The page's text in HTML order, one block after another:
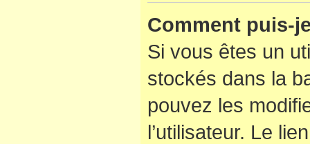
Comment puis-
Si vous êtes un
stockés dans la
pouvez les
l’utilisateur. Le